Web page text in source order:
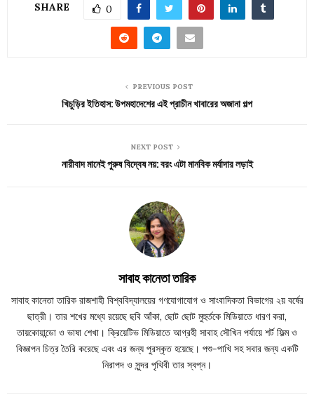
SHARE 0
PREVIOUS POST
খিচুড়ির ইতিহাস: উপমহাদেশের এই প্রাচীন খাবারের অজানা গল্প
NEXT POST
নারীবাদ মানেই পুরুষ বিদ্বেষ নয়: বরং এটা মানবিক মর্যাদার লড়াই
সাবাহ কানেতা তারিক
সাবাহ কানেতা তারিক রাজশাহী বিশ্ববিদ্যালয়ের গণযোগাযোগ ও সাংবাদিকতা বিভাগের ২য় বর্ষের
ছাত্রী। তার শখের মধ্যে রয়েছে ছবি আঁকা, ছোট ছোট মুহুর্তকে মিডিয়াতে ধারণ করা,
তায়কোয়ান্ডো ও ভাষা শেখা। ক্রিয়েটিভ মিডিয়াতে আগ্রহী সাবাহ সৌখিন পর্যায়ে শর্ট ফিল্ম ও
বিজ্ঞাপন চিত্র তৈরি করেছে এবং এর জন্য পুরস্কৃত হয়েছে। পশু-পাখি সহ সবার জন্য একটি
নিরাপদ ও সুন্দর পৃথিবী তার স্বপ্ন।